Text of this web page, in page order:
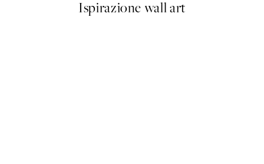
Ispirazione wall art